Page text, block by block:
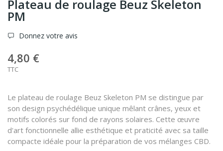
Plateau de roulage Beuz Skeleton
PM
Donnez votre avis
4,80 €
TTC
Le plateau de roulage Beuz Skeleton PM se distingue par
son design psychédélique unique mêlant crânes, yeux et
motifs colorés sur fond de rayons solaires. Cette œuvre
d'art fonctionnelle allie esthétique et praticité avec sa taille
compacte idéale pour la préparation de vos mélanges CBD.